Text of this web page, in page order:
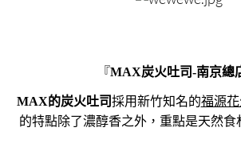
『MAX炭火吐司-南京總
MAX的炭火吐司採用新竹知名的福源
的特點除了濃醇香之外，重點是天然食